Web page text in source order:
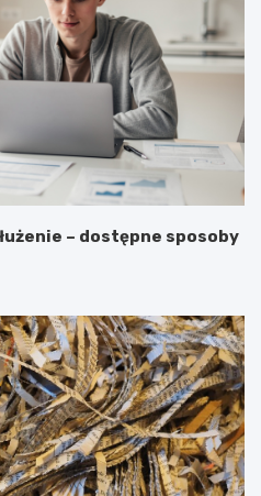
– dostępne sposoby